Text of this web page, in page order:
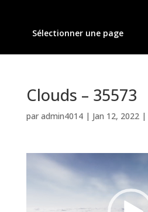
Sélectionner une page
Clouds – 35573
par admin4014| Jan 12, 2022|
Lecteur